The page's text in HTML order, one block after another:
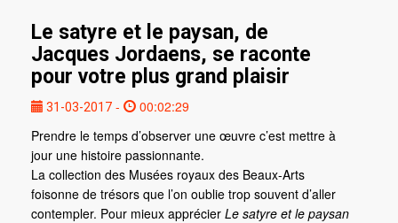
Le satyre et le paysan, de
Jacques Jordaens, se raconte
pour votre plus grand plaisir
31-03-2017 -
00:02:29
Prendre le temps d’observer une œuvre c’est mettre à
jour une histoire passionnante.
La collection des Musées royaux des Beaux-Arts
foisonne de trésors que l’on oublie trop souvent d’aller
contempler. Pour mieux apprécier Le satyre et le paysan